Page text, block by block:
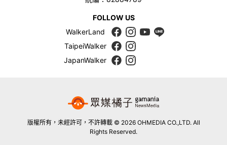
FOLLOW US
WalkerLand
TaipeiWalker
JapanWalker
版權所有，未經許可，不許轉載 © 2026 OHMEDIA CO.,LTD. All
Rights Reserved.